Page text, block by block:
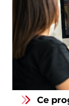
Ce